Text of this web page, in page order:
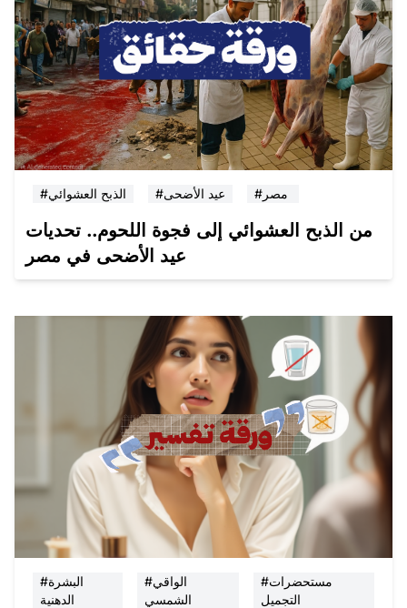
#الذبح العشوائي #عيد الأضحى
من الذبح العشوائي إلى فجوة اللحوم.. تحديات
عيد الأضحى في مصر
#البشرة
الدهنية
#الواقي
الشمسي
#مستحضرات
التجميل